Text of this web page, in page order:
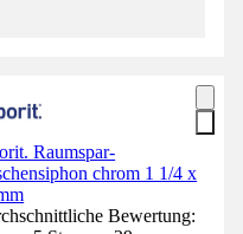
Raumspar-
chrom 1 1/4 x
Bewertung: